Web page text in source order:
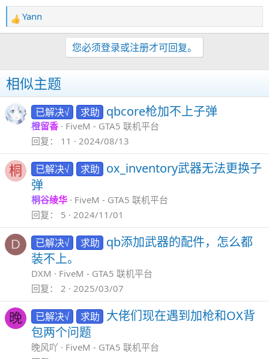
反
馈
Yann
您必须登录或注册才可回复。
相似主题
已解决√ 求助 qbcore枪加不上子弹
橙留香
FiveM - GTA5 联机平台
回复
11 2024/08/13
桐 已解决√ 求助 ox_inventory武器无法更换子
弹
桐谷绫华
FiveM - GTA5 联机平台
回复
5 2024/11/01
D 已解决√ 求助 qb添加武器的配件，怎么都
装不上。
DXM
FiveM - GTA5 联机平台
回复
2 2025/03/07
晚 已解决√ 求助 大佬们现在遇到加枪和OX背
包两个问题
晚风吖
FiveM - GTA5 联机平台